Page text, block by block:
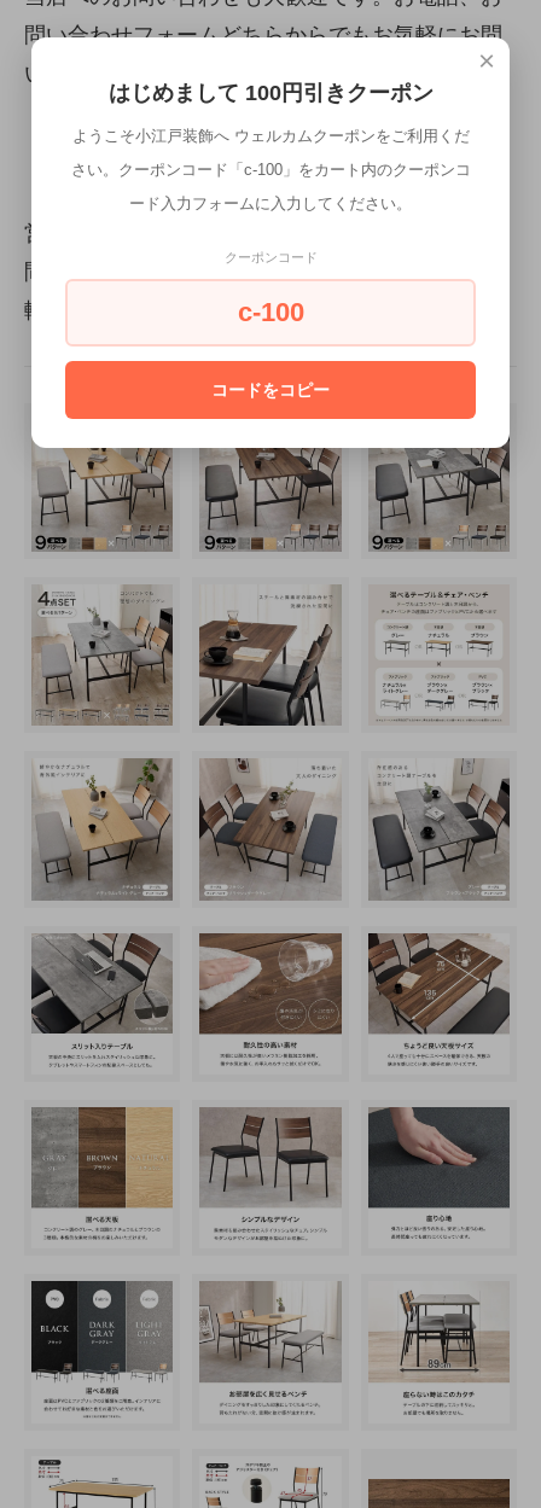
問い合わせフォームどちらからでもお気軽にお問
い合わせください。
お電話のお問い合わせは049-210-5658まで
お問い合わせフォームはこちらから>>
営業時間は8:00~21:00ですが、少しくらい早い時
間でも、逆に遅い時間でも対応いたします。お気
軽にお問い合わせください。
×
はじめまして 100円引きクーポン
ようこそ小江戸装飾へ ウェルカムクーポンをご利用くだ
さい。クーポンコード「c-100」をカート内のクーポンコ
ード入力フォームに入力してください。
クーポンコード
c-100
コードをコピー